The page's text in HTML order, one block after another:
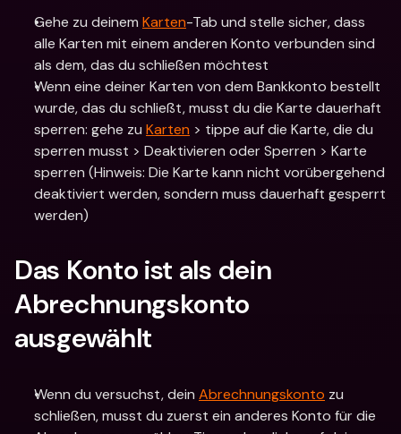
Gehe zu deinem Karten-Tab und stelle sicher, dass
alle Karten mit einem anderen Konto verbunden sind
als dem, das du schließen möchtest
Wenn eine deiner Karten von dem Bankkonto bestellt
wurde, das du schließt, musst du die Karte dauerhaft
sperren: gehe zu Karten > tippe auf die Karte, die du
sperren musst > Deaktivieren oder Sperren > Karte
sperren (Hinweis: Die Karte kann nicht vorübergehend
deaktiviert werden, sondern muss dauerhaft gesperrt
werden)
Das Konto ist als dein
Abrechnungskonto
ausgewählt
Wenn du versuchst, dein Abrechnungskonto zu
schließen, musst du zuerst ein anderes Konto für die